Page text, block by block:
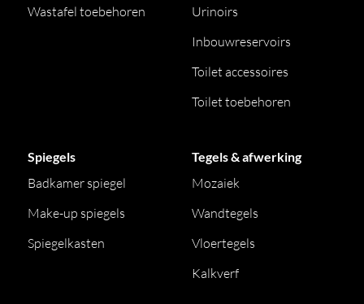
Wastafel toebehoren
Urinoirs
Inbouwreservoirs
Toilet accessoires
Toilet toebehoren
Spiegels
Badkamer spiegel
Make-up spiegels
Spiegelkasten
Tegels & afwerking
Mozaiek
Wandtegels
Vloertegels
Kalkverf